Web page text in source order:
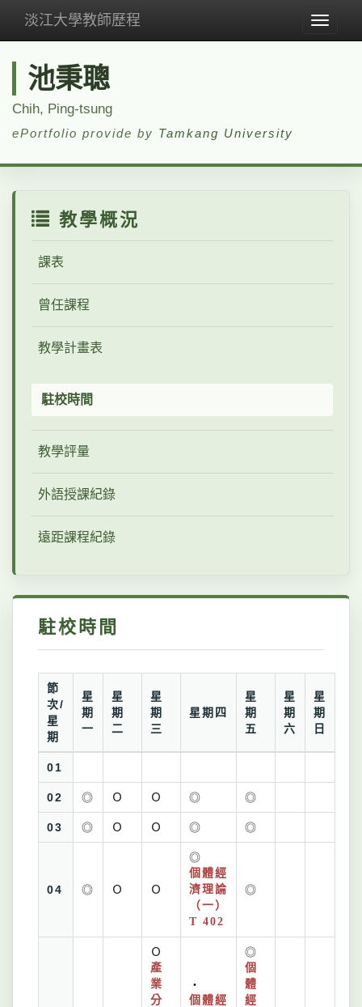
Toggle
淡江大學教師歷程
池秉聰
Chih, Ping-tsung
ePortfolio provide by Tamkang University
教學概況
課表
曾任課程
教學計畫表
駐校時間
教學評量
外語授課紀錄
遠距課程紀錄
駐校時間
節
次/
星
期
星
期
一
星
期
二
星
期
三
星期四
星
期
五
星
期
六
星
期
日
01
02 ◎ Ｏ Ｏ ◎ ◎
03 ◎ Ｏ Ｏ ◎ ◎
04 ◎ Ｏ Ｏ
◎
個體經
濟理論
（一）
T 402
◎
Ｏ
產
業
分
・
個體經
◎
個
體
經